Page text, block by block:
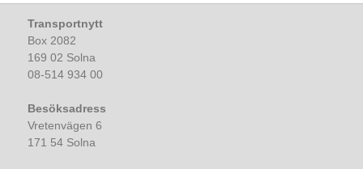
Transportnytt
Box 2082
169 02 Solna
08-514 934 00
Besöksadress
Vretenvägen 6
171 54 Solna